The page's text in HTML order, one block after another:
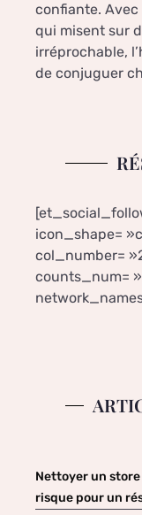
confiante. Avec
qui misent sur
irréprochable,
de conjuguer
icon_shape=
col_number=
counts_num=
Nettoyer un
risque pour un